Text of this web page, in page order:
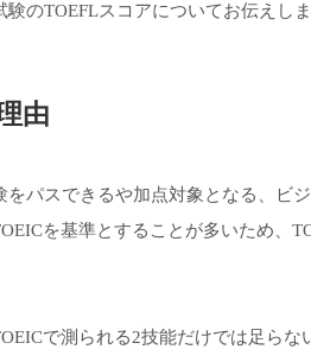
のTOEFLスコアについてお伝えしま
由
パスできるや加点対象となる、ビ
を基準とすることが多いため、
で測られる2技能だけでは足らな